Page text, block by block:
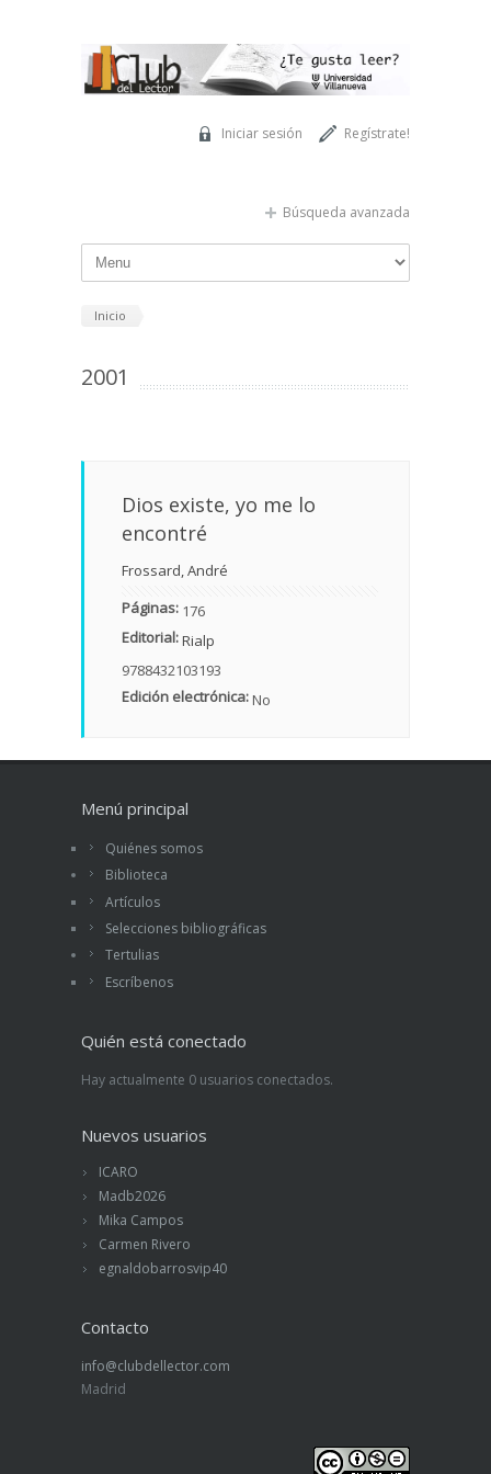
Regístrate!
Iniciar sesión
Búsqueda avanzada
Inicio
2001
Dios existe, yo me lo
encontré
Frossard, André
Páginas: 176
Editorial:Rialp
9788432103193
Edición electrónica:No
Menú principal
Quiénes somos
Biblioteca
Artículos
Selecciones bibliográficas
Tertulias
Escríbenos
Quién está conectado
Hay actualmente 0 usuarios conectados.
Nuevos usuarios
ICARO
Madb2026
Mika Campos
Carmen Rivero
egnaldobarrosvip40
Contacto
info@clubdellector.com
Madrid